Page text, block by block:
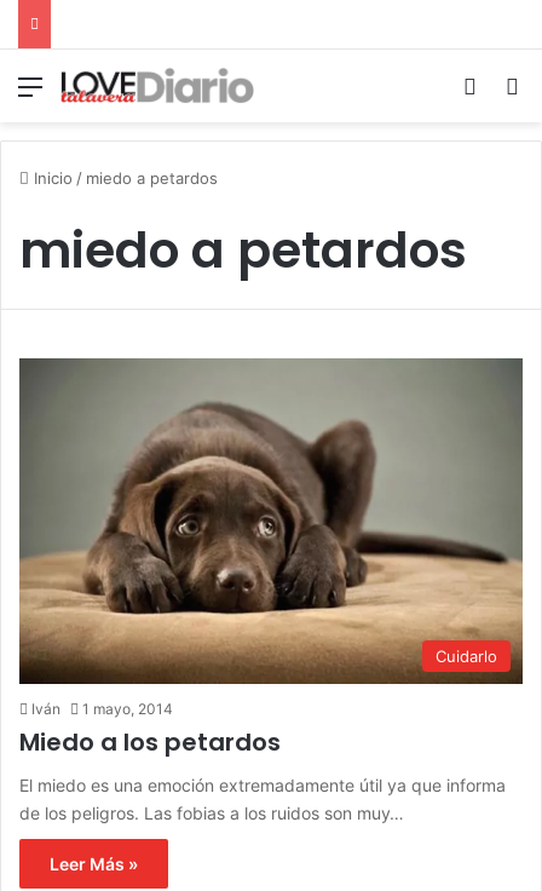
Menú
Inicio / miedo a petardos
miedo a petardos
Cuidarlo
Iván 1 mayo, 2014
Miedo a los petardos
El miedo es una emoción extremadamente útil ya que informa
de los peligros. Las fobias a los ruidos son muy…
Leer Más »